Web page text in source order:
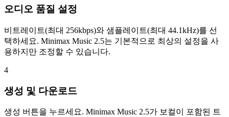
오디오 품질 설정
비트레이트(최대 256kbps)와 샘플레이트(최대 44.1kHz)를 선
택하세요. Minimax Music 2.5는 기본적으로 최상의 설정을 사
용하지만 조정할 수 있습니다.
4
생성 및 다운로드
생성 버튼을 누르세요. Minimax Music 2.5가 보컬이 포함된 트